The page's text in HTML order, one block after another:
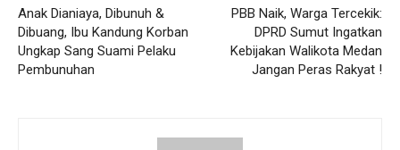
Anak Dianiaya, Dibunuh &
Dibuang, Ibu Kandung Korban
Ungkap Sang Suami Pelaku
Pembunuhan
PBB Naik, Warga Tercekik:
DPRD Sumut Ingatkan
Kebijakan Walikota Medan
Jangan Peras Rakyat !